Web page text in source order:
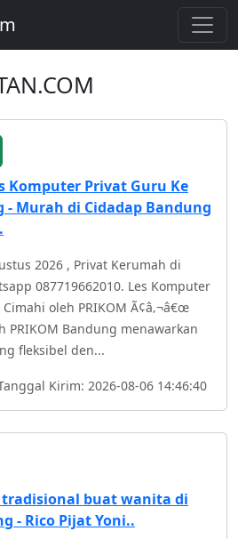
Komputer Privat Guru Ke
- Murah di Cidadap Bandung
2026 , Privat Kerumah di
087719662010. Les Komputer
oleh PRIKOM Ã¢â‚¬â€œ
PRIKOM Bandung menawarkan
fleksibel den...
Kirim: 2026-08-06 14:46:40
tradisional buat wanita di
- Rico Pijat Yoni..